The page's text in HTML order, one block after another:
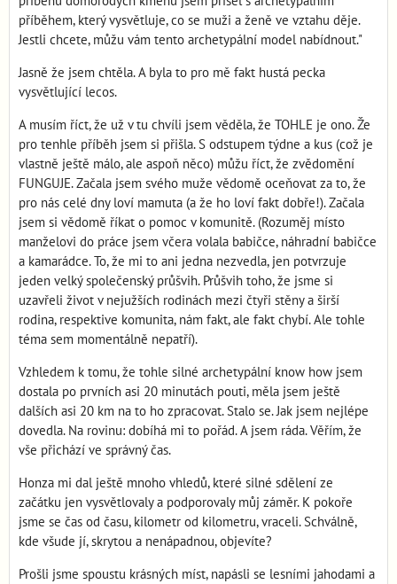
příběhem, který vysvětluje, co se muži a ženě ve vztahu děje.
Jestli chcete, můžu vám tento archetypální model nabídnout."
Jasně že jsem chtěla. A byla to pro mě fakt hustá pecka
vysvětlující lecos.
A musím říct, že už v tu chvíli jsem věděla, že TOHLE je ono. Že
pro tenhle příběh jsem si přišla. S odstupem týdne a kus (což je
vlastně ještě málo, ale aspoň něco) můžu říct, že zvědomění
FUNGUJE. Začala jsem svého muže vědomě oceňovat za to, že
pro nás celé dny loví mamuta (a že ho loví fakt dobře!). Začala
jsem si vědomě říkat o pomoc v komunitě. (Rozuměj místo
manželovi do práce jsem včera volala babičce, náhradní babičce
a kamarádce. To, že mi to ani jedna nezvedla, jen potvrzuje
jeden velký společenský průšvih. Průšvih toho, že jsme si
uzavřeli život v nejužších rodinách mezi čtyři stěny a širší
rodina, respektive komunita, nám fakt, ale fakt chybí. Ale tohle
téma sem momentálně nepatří).
Vzhledem k tomu, že tohle silné archetypální know how jsem
dostala po prvních asi 20 minutách pouti, měla jsem ještě
dalších asi 20 km na to ho zpracovat. Stalo se. Jak jsem nejlépe
dovedla. Na rovinu: dobíhá mi to pořád. A jsem ráda. Věřím, že
vše přichází ve správný čas.
Honza mi dal ještě mnoho vhledů, které silné sdělení ze
začátku jen vysvětlovaly a podporovaly můj záměr. K pokoře
jsme se čas od času, kilometr od kilometru, vraceli. Schválně,
kde všude jí, skrytou a nenápadnou, objevíte?
Prošli jsme spoustu krásných míst, napásli se lesními jahodami a